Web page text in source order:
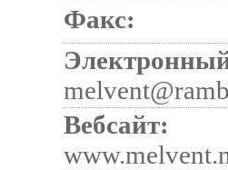
Факс:
Вебсайт: